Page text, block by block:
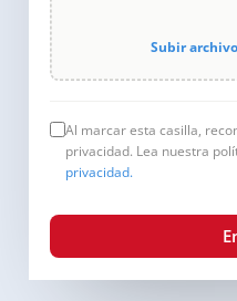
Subir
Al marcar esta casilla,
privacidad. Lea nuestra
privacidad.